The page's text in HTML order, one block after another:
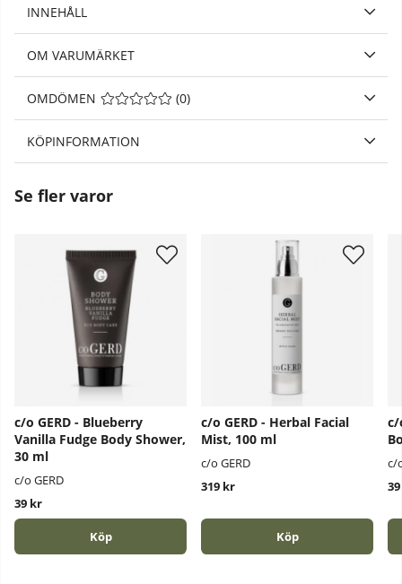
INNEHÅLL
OM VARUMÄRKET
OMDÖMEN MEDELBETYG 0 AV 5 ANTAL BETYG 0
(0)
KÖPINFORMATION
Se fler varor
c/o GERD - Blueberry
Vanilla Fudge Body Shower,
30 ml
c/o GERD
39 kr
Köp
c/o GERD - Herbal Facial
Mist, 100 ml
c/o GERD
319 kr
Köp
c/
c/